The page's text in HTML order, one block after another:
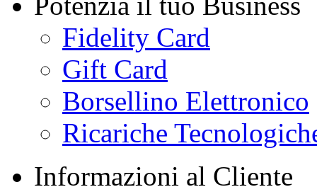
Fidelity Card
Gift Card
Borsellino Elettronico
Ricariche
Informazioni al Cliente